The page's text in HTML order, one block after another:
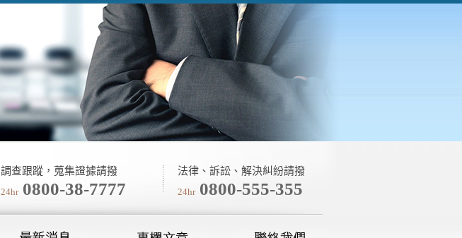
調查跟蹤，蒐集證據請撥
24hr 0800-38-7777
法律、訴訟、解決糾紛請撥
24hr 0800-555-355